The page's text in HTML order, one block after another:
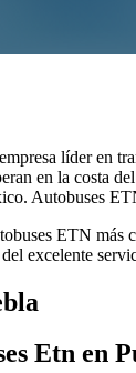
líder en
en la costa
Autobuses
ETN
excelente
Etn en